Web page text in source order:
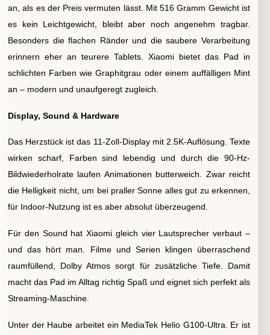
an, als es der Preis vermuten lässt. Mit 516 Gramm Gewicht ist
es kein Leichtgewicht, bleibt aber noch angenehm tragbar.
Besonders die flachen Ränder und die saubere Verarbeitung
erinnern eher an teurere Tablets. Xiaomi bietet das Pad in
schlichten Farben wie Graphitgrau oder einem auffälligen Mint
an – modern und unaufgeregt zugleich.
Display, Sound & Hardware
Das Herzstück ist das 11-Zoll-Display mit 2.5K-Auflösung. Texte
wirken scharf, Farben sind lebendig und durch die 90-Hz-
Bildwiederholrate laufen Animationen butterweich. Zwar reicht
die Helligkeit nicht, um bei praller Sonne alles gut zu erkennen,
für Indoor-Nutzung ist es aber absolut überzeugend.
Für den Sound hat Xiaomi gleich vier Lautsprecher verbaut –
und das hört man. Filme und Serien klingen überraschend
raumfüllend, Dolby Atmos sorgt für zusätzliche Tiefe. Damit
macht das Pad im Alltag richtig Spaß und eignet sich perfekt als
Streaming-Maschine.
Unter der Haube arbeitet ein MediaTek Helio G100-Ultra. Er ist